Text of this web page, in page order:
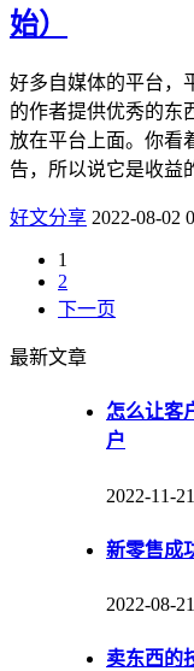
始）
好多自媒体的平台，
的作者提供优秀的东
放在平台上面。你看
告，所以说它是收益
好文分享 2022-08-02 0
1
2
下一页
最新文章
怎么让客
户
2022-11-21
新零售成
2022-08-21
卖东西的